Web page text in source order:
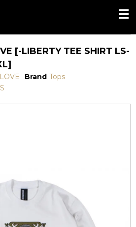
[-LIBERTY TEE SHIRT LS-
Brand Tops